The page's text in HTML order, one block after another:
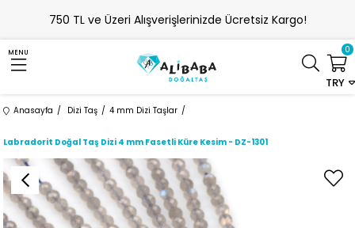
750 TL ve Üzeri Alışverişlerinizde Ücretsiz Kargo!
MENU
TRY
0
Anasayfa Dizi Taş 4 mm Dizi Taşlar
Labradorit Doğal Taş Dizi 4 mm Fasetli Küre Kesim - DZ-1301